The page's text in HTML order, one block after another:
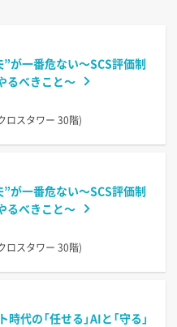
”が一番危ない〜SCS評価制
るべきこと〜
ロスタワー 30階)
”が一番危ない〜SCS評価制
るべきこと〜
ロスタワー 30階)
代の「任せる」AIと「守る」